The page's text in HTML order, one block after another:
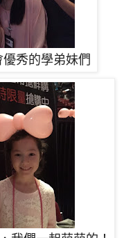
秀的學弟妹們